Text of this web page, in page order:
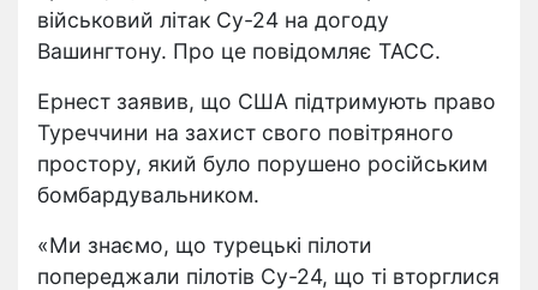
військовий літак Су-24 на догоду
Вашингтону. Про це повідомляє ТАСС.
Ернест заявив, що США підтримують право
Туреччини на захист свого повітряного
простору, який було порушено російським
бомбардувальником.
«Ми знаємо, що турецькі пілоти
попереджали пілотів Су-24, що ті вторглися